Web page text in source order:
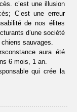
c’est une illusion
C’est une erreur
de nos élites
d’une société
sauvages.
aura été
6 mois, 1 an.
qui crée la